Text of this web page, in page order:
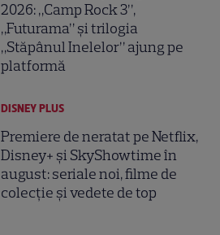
2026: „Camp Rock 3”,
„Futurama” și trilogia
„Stăpânul Inelelor” ajung pe
platformă
DISNEY PLUS
Premiere de neratat pe Netflix,
Disney+ și SkyShowtime în
august: seriale noi, filme de
colecție și vedete de top